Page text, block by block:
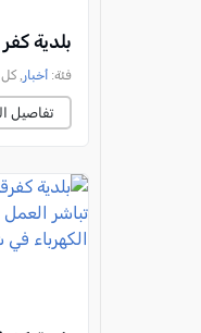
بلدية كفر
فئة: أخبار , كل
تفاصيل